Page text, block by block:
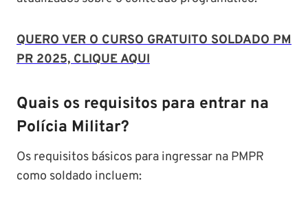
QUERO VER O CURSO GRATUITO SOLDADO PM
PR 2025, CLIQUE AQUI
Quais os requisitos para entrar na
Polícia Militar?
Os requisitos básicos para ingressar na PMPR
como soldado incluem:​